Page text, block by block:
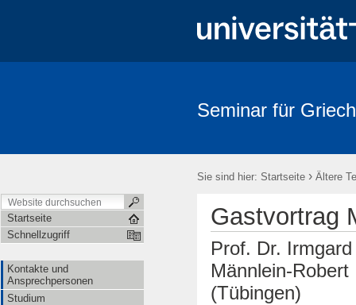
Seminar für
Sie sind hier: Startseite › Ältere
Startseite
Schnellzugriff
Kontakte und
Ansprechpersonen
Studium
Gastvortrag
Prof. Dr. Irmgard
Männlein-Robert
(Tübingen)